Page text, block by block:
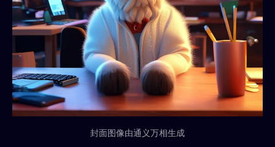
封面图像由通义万相生成